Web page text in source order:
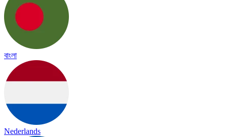
বাংলা
Nederlands